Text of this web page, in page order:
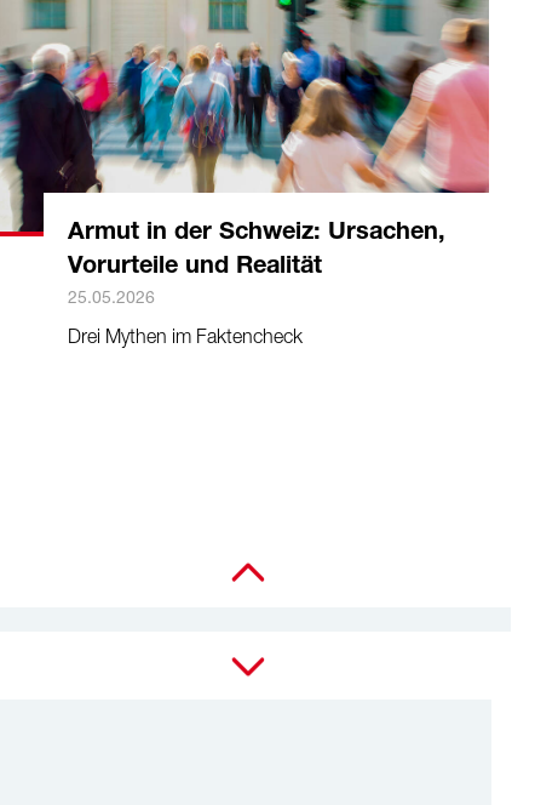
Armut in der Schweiz: Ursachen,
Vorurteile und Realität
25.05.2026
Drei Mythen im Faktencheck
Alle anzeigen